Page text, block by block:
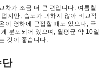
차가 조금 더 큰 편입니다. 여름철
지만, 습도가 과하지 않아 비교적
이 영하에 근접할 때도 있으나, 극
분포되어 있으며, 월평균 약 10일
것이 좋습니다.
단